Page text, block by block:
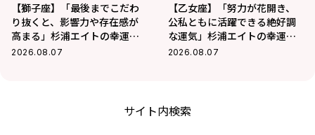
【獅子座】「最後までこだわ
り抜くと、影響力や存在感が
高まる」杉浦エイトの幸運を
呼ぶ12星座占い（8/7～
2026.08.07
【乙女座】「努力が花開き、
公私ともに活躍できる絶好調
な運気」杉浦エイトの幸運を
呼ぶ12星座占い（8/7～9/6）
2026.08.07
サイト内検索